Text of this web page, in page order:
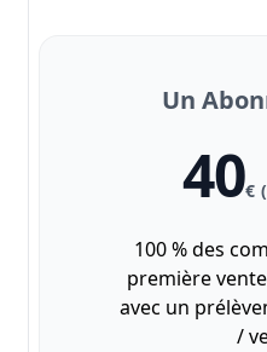
Un
40€
100 % des
première
avec un
/